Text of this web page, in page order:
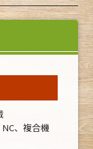
NC、複合機